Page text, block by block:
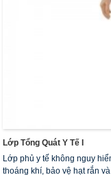
Lớp Tổng Quát Y Tế I
Lớp phủ y tế không nguy
thoáng khí, bảo vệ hạt rắn